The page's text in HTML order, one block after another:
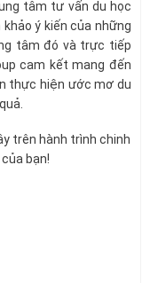
tâm tư vấn du học
ý kiến của những
tâm đó và trực tiếp
cam kết mang đến
thực hiện ước mơ du
trên hành trình chinh
bạn!